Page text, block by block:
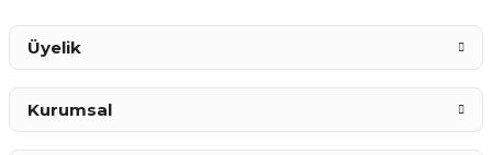
Üyelik
Kurumsal